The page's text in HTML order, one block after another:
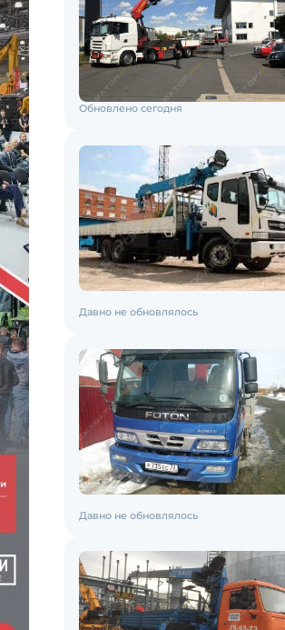
Обновлено сегодня
Давно не обновлялось
Давно не обновлялось